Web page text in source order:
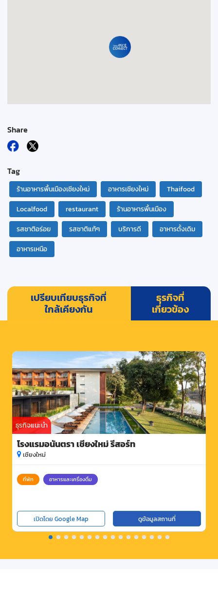
Share
Tag
ร้านอาหารพื้นเมืองเชียงใหม่ อาหารเชียงใหม่
Thaifood
Localfood
restaurant
ร้านอาหารพื้นเมือง
รสชาติอร่อย
รสชาติแท้ๆ บริการดี
อาหารดั้งเดิม
อาหารเหนือ
เปรียบเทียบธุรกิจที่
ใกล้เคียงกัน
ธุรกิจที่
เกี่ยวข้อง
ธุรกิจแนะนำ
โรงแรมอนันตรา เชียงใหม่ รีสอร์ท
เชียงใหม่
ที่พัก อาหารและเครื่องดื่ม
เปิดโดย Google Map ดูข้อมูลสถานที่